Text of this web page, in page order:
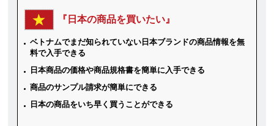
『日本の商品を買いたい』
ベトナムでまだ知られていない日本ブランドの商品情報を無
料で入手できる
日本商品の価格や商品規格書を簡単に入手できる
商品のサンプル請求が簡単にできる
日本の商品をいち早く買うことができる